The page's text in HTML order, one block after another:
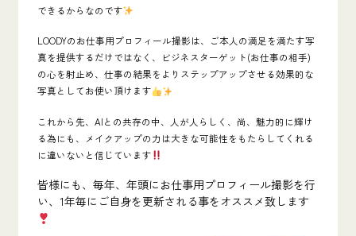
できるからなのです
LOODYのお仕事用プロフィール撮影は、ご本人の満足を満たす写
真を提供するだけではなく、ビジネスターゲット(お仕事の相手)
の心を射止め、仕事の結果をよりステップアップさせる効果的な
写真としてお使い頂けます
これから先、AIとの共存の中、人が人らしく、尚、魅力的に輝け
る為にも、メイクアップの力は大きな可能性をもたらしてくれる
に違いないと信じています
皆様にも、毎年、年頭にお仕事用プロフィール撮影を行
い、1年毎にご自身を更新される事をオススメ致します